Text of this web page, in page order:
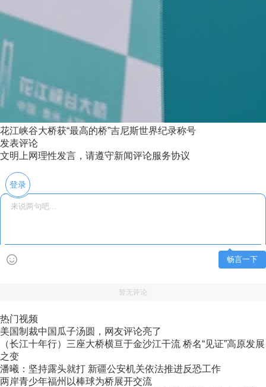
花江峡谷大桥获“最高的桥”吉尼斯世界纪录称号
发表评论
文明上网理性发言，请遵守新闻评论服务协议
登录
畅言一下
暂无评论
热门视频
美国制裁中国瓜子汤圆，网友评论亮了
（长江十年行）三座大桥横亘于金沙江干流 桥名“见证”高原发展
之变
潘曦：坚持露头就打 新疆公安机关依法推进反恐工作
两岸青少年福州以棒球为桥展开交流